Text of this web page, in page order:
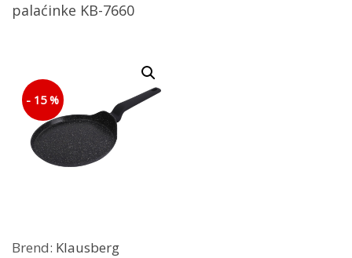
palaćinke KB-7660
- 15 %
Brend: Klausberg